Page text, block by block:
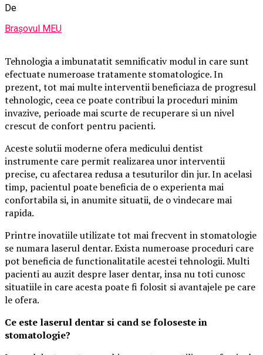
De
Brașovul MEU
Tehnologia a imbunatatit semnificativ modul in care sunt
efectuate numeroase tratamente stomatologice. In
prezent, tot mai multe interventii beneficiaza de progresul
tehnologic, ceea ce poate contribui la proceduri minim
invazive, perioade mai scurte de recuperare si un nivel
crescut de confort pentru pacienti.
Aceste solutii moderne ofera medicului dentist
instrumente care permit realizarea unor interventii
precise, cu afectarea redusa a tesuturilor din jur. In acelasi
timp, pacientul poate beneficia de o experienta mai
confortabila si, in anumite situatii, de o vindecare mai
rapida.
Printre inovatiile utilizate tot mai frecvent in stomatologie
se numara laserul dentar. Exista numeroase proceduri care
pot beneficia de functionalitatile acestei tehnologii. Multi
pacienti au auzit despre laser dentar, insa nu toti cunosc
situatiile in care acesta poate fi folosit si avantajele pe care
le ofera.
Ce este laserul dentar si cand se foloseste in
stomatologie?